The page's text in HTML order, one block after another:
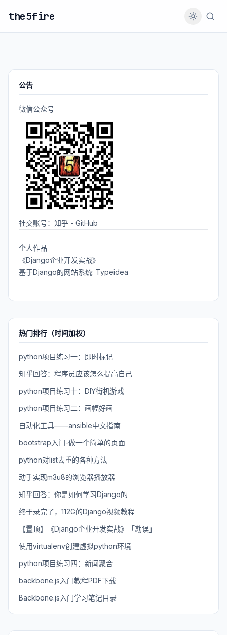
the5fire
公告
微信公众号
社交账号： 知乎 - GitHub
个人作品
《Django企业开发实战》
基于Django的网站系统: Typeidea
热门排行（时间加权）
python项目练习一：即时标记
知乎回答：程序员应该怎么提高自己
python项目练习十：DIY街机游戏
python项目练习二：画幅好画
自动化工具——ansible中文指南
bootstrap入门-做一个简单的页面
python对list去重的各种方法
动手实现m3u8的浏览器播放器
知乎回答：你是如何学习Django的
终于录完了，112G的Django视频教程
【置顶】《Django企业开发实战》「勘误」
使用virtualenv创建虚拟python环境
python项目练习四：新闻聚合
backbone.js入门教程PDF下载
Backbone.js入门学习笔记目录